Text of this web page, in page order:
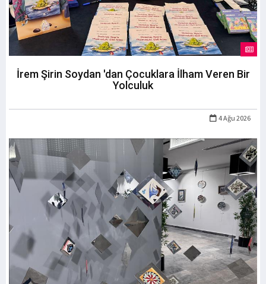
İrem Şirin Soydan 'dan Çocuklara İlham Veren Bir
Yolculuk
4 Ağu 2026